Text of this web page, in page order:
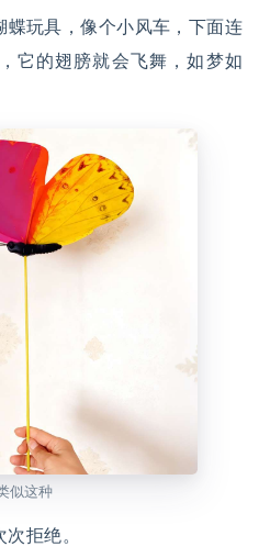
蝶玩具，像个小风车，下面连
它的翅膀就会飞舞，如梦如
似这种
拒绝。